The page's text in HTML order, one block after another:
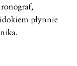
,
płynnie